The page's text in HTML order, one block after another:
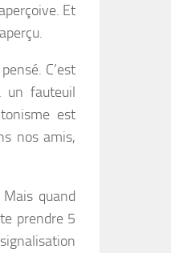
Et
C’est
un fauteuil
est
nos amis,
quand
prendre 5